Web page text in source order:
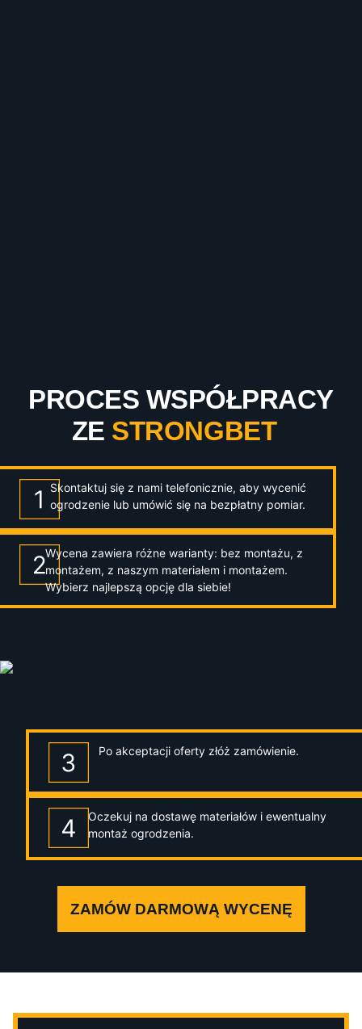
PROCES WSPÓŁPRACY
ZE STRONGBET
Skontaktuj się z nami telefonicznie, aby wycenić
ogrodzenie lub umówić się na bezpłatny pomiar.
Wycena zawiera różne warianty: bez montażu, z
montażem, z naszym materiałem i montażem.
Wybierz najlepszą opcję dla siebie!
Po akceptacji oferty złóż zamówienie.
Oczekuj na dostawę materiałów i ewentualny
montaż ogrodzenia.
ZAMÓW DARMOWĄ WYCENĘ